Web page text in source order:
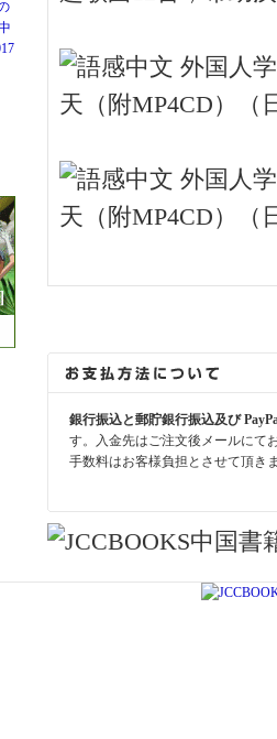
銀行振込と郵貯銀行振込及び
す。入金先はご注文後メールにて
手数料はお客様負担とさせて頂き